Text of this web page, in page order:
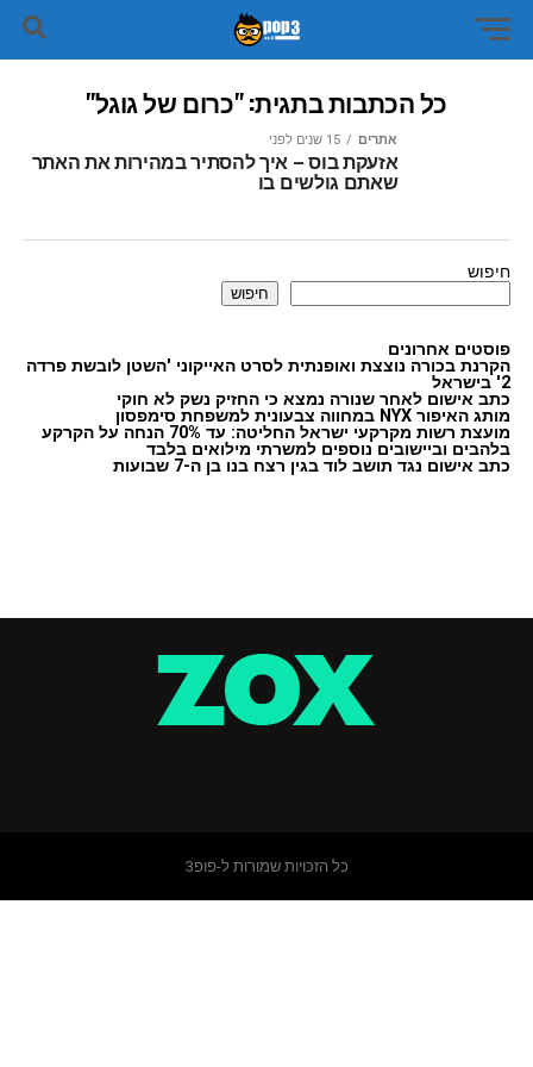
כל הכתבות בתגית: "כרום של גוגל"
אתרים 15 שנים לפני
אזעקת בוס – איך להסתיר במהירות את האתר
שאתם גולשים בו
חיפוש
חיפוש
פוסטים אחרונים
הקרנת בכורה נוצצת ואופנתית לסרט האייקוני 'השטן לובשת פרדה
2' בישראל
כתב אישום לאחר שנורה נמצא כי החזיק נשק לא חוקי
מותג האיפור NYX במחווה צבעונית למשפחת סימפסון
מועצת רשות מקרקעי ישראל החליטה: עד 70% הנחה על הקרקע
בלהבים וביישובים נוספים למשרתי מילואים בלבד
כתב אישום נגד תושב לוד בגין רצח בנו בן ה-7 שבועות
כל הזכויות שמורות ל-פופ3